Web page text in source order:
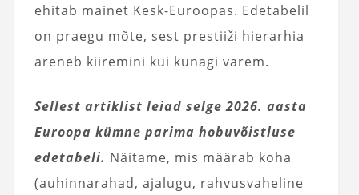
ehitab mainet Kesk-Euroopas. Edetabelil
on praegu mõte, sest prestiiži hierarhia
areneb kiiremini kui kunagi varem.
Sellest artiklist leiad selge 2026. aasta
Euroopa kümne parima hobuvõistluse
edetabeli. Näitame, mis määrab koha
(auhinnarahad, ajalugu, rahvusvaheline